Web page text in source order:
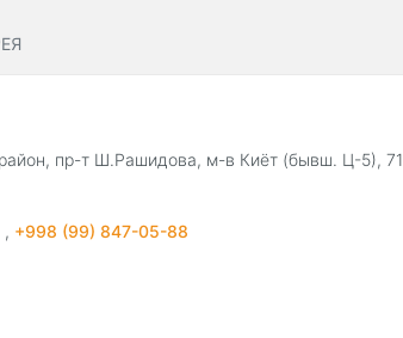
пр-т Ш.Рашидова, м-в Киёт (бывш. Ц-5), 71
, +998 (99) 847-05-88